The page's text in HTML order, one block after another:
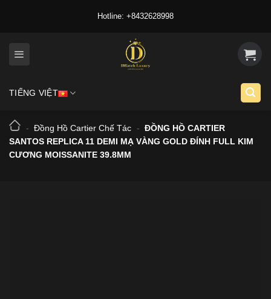
Hotline: +8432628998
TIẾNG VIỆT
- Đồng Hồ Cartier Chế Tác - ĐỒNG HỒ CARTIER
SANTOS REPLICA 11 DEMI MẠ VÀNG GOLD ĐÍNH FULL KIM
CƯƠNG MOISSANITE 39.8MM